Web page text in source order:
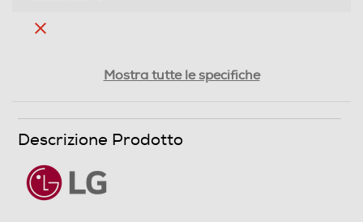
2160
Risoluzione HD
Mostra tutte le specifiche
Descrizione Prodotto